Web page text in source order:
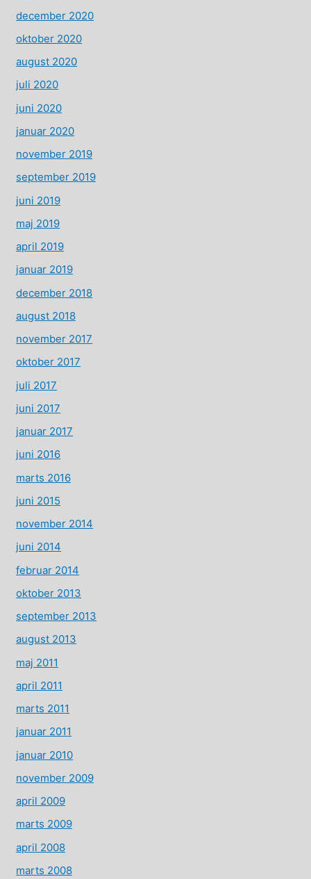
december 2020
oktober 2020
august 2020
juli 2020
juni 2020
januar 2020
november 2019
september 2019
juni 2019
maj 2019
april 2019
januar 2019
december 2018
august 2018
november 2017
oktober 2017
juli 2017
juni 2017
januar 2017
juni 2016
marts 2016
juni 2015
november 2014
juni 2014
februar 2014
oktober 2013
september 2013
august 2013
maj 2011
april 2011
marts 2011
januar 2011
januar 2010
november 2009
april 2009
marts 2009
april 2008
marts 2008